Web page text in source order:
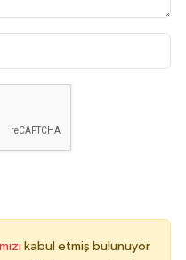
kabul etmiş bulunuyor